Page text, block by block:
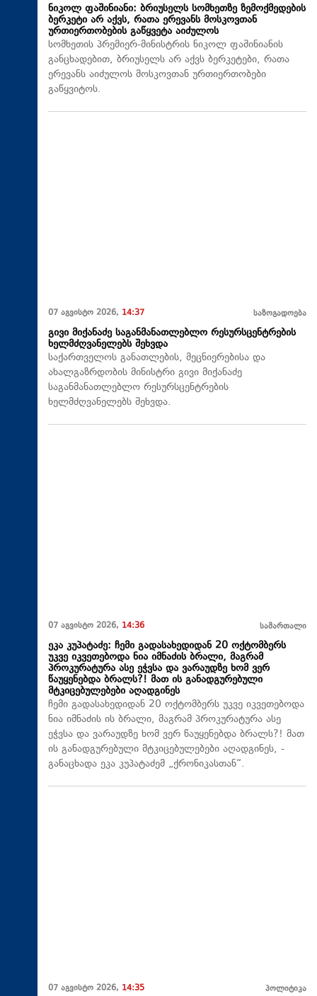
ნიკოლ ფაშინიანი: ბრიუსელს სომხეთზე ზემოქმედების
ბერკეტი არ აქვს, რათა ერევანს მოსკოვთან
ურთიერთობების გაწყვეტა აიძულოს
სომხეთის პრემიერ-მინისტრის ნიკოლ ფაშინიანის
განცხადებით, ბრიუსელს არ აქვს ბერკეტები, რათა
ერევანს აიძულოს მოსკოვთან ურთიერთობები
გაწყვიტოს.
07 აგვისტო 2026, 14:37 საზოგადოება
გივი მიქანაძე საგანმანათლებლო რესურსცენტრების
ხელმძღვანელებს შეხვდა
საქართველოს განათლების, მეცნიერებისა და
ახალგაზრდობის მინისტრი გივი მიქანაძე
საგანმანათლებლო რესურსცენტრების
ხელმძღვანელებს შეხვდა.
07 აგვისტო 2026, 14:36 სამართალი
ეკა კუპატაძე: ჩემი გადასახედიდან 20 ოქტომბერს
უკვე იკვეთებოდა ნია იმნაძის ბრალი, მაგრამ
პროკურატურა ასე ეჭვსა და ვარაუდზე ხომ ვერ
წაუყენებდა ბრალს?! მათ ის განადგურებული
მტკიცებულებები აღადგინეს
ჩემი გადასახედიდან 20 ოქტომბერს უკვე იკვეთებოდა
ნია იმნაძის ის ბრალი, მაგრამ პროკურატურა ასე
ეჭვსა და ვარაუდზე ხომ ვერ წაუყენებდა ბრალს?! მათ
ის განადგურებული მტკიცებულებები აღადგინეს, -
განაცხადა ეკა კუპატაძემ „ქრონიკასთან“.
07 აგვისტო 2026, 14:35 პოლიტიკა